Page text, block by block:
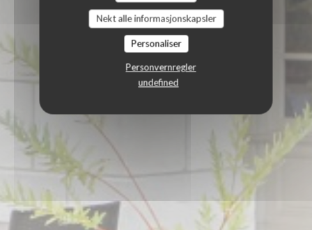
Nekt alle informasjonskapsler
Personaliser
Personvernregler
undefined